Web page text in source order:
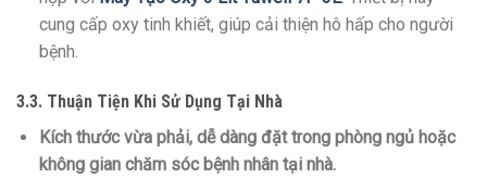
cung cấp oxy tinh khiết, giúp cải thiện hô hấp cho người
bệnh.
3.3. Thuận Tiện Khi Sử Dụng Tại Nhà
Kích thước vừa phải, dễ dàng đặt trong phòng ngủ hoặc
không gian chăm sóc bệnh nhân tại nhà.